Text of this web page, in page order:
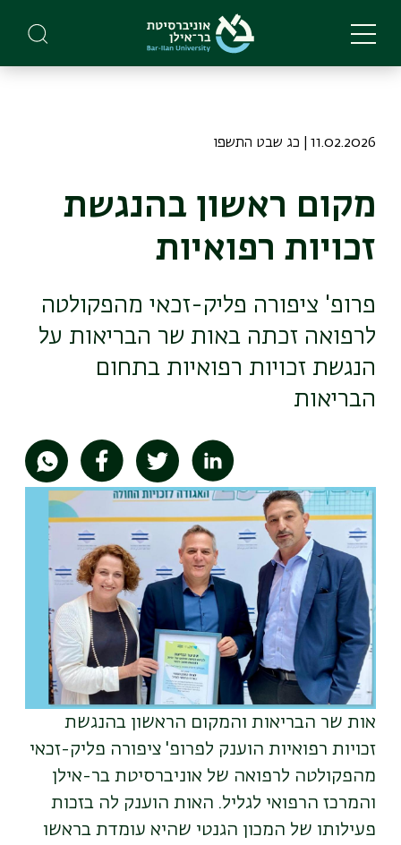
main
11.02.2026 | כג שבט התשפו
מקום ראשון בהנגשת
זכויות רפואיות
פרופ' ציפורה פליק-זכאי מהפקולטה
לרפואה זכתה באות שר הבריאות על
הנגשת זכויות רפואיות בתחום
הבריאות
תמונה
אות שר הבריאות והמקום הראשון בהנגשת
זכויות רפואיות הוענק לפרופ' ציפורה פליק-זכאי
מהפקולטה לרפואה של אוניברסיטת בר-אילן
והמרכז הרפואי לגליל. האות הוענק לה בזכות
פעילותו של המכון הגנטי שהיא עומדת בראשו